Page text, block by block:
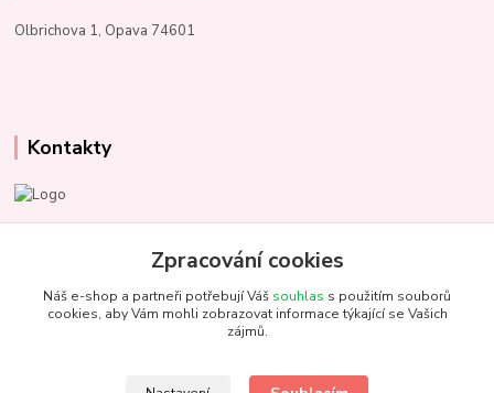
Olbrichova 1, Opava 74601
Kontakty
+420 731 153 484
info@unezbednychklubicek.cz
Zpracování cookies
Náš e-shop a partneři potřebují Váš souhlas s použitím souborů
cookies, aby Vám mohli zobrazovat informace týkající se Vašich
zájmů.